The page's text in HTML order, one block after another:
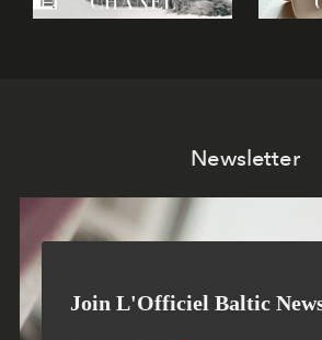
Newsletter